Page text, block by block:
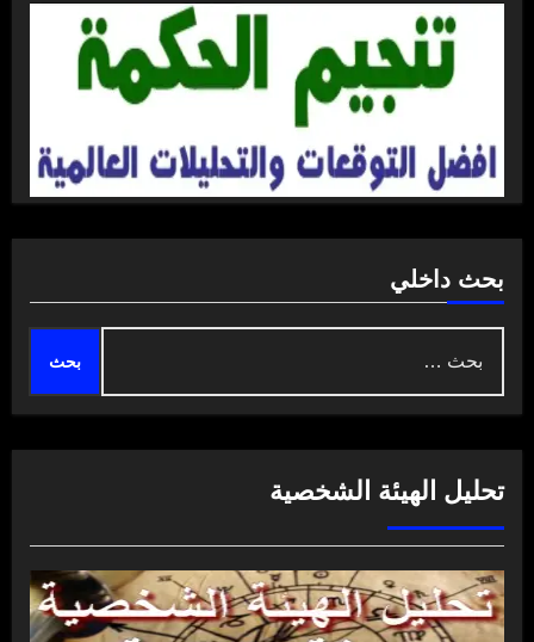
بحث داخلي
عن:
تحليل الهيئة الشخصية